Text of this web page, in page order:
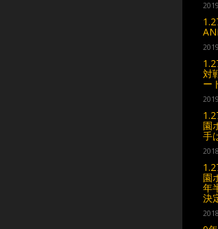
対
ー
園
手
園
年
決